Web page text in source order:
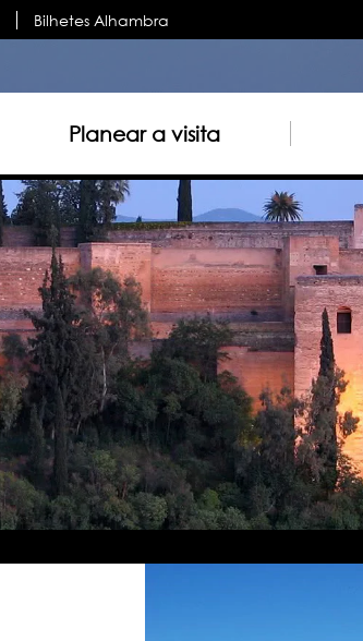
Bilhetes Alhambra
Planear a visita